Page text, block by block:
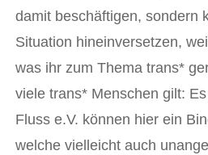
damit beschäftigen, sondern
Situation hineinversetzen,
was ihr zum Thema trans*
viele trans* Menschen gilt:
Fluss e.V. können hier ein
welche vielleicht auch